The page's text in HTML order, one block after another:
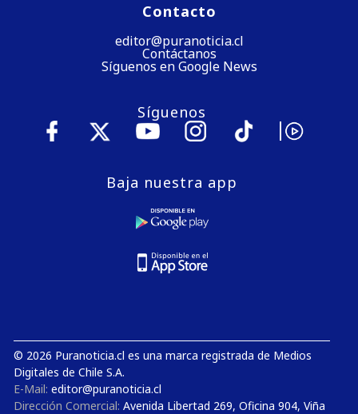
Contacto
editor@puranoticia.cl
Contáctanos
Síguenos en Google News
Síguenos
Baja nuestra app
© 2026 Puranoticia.cl es una marca registrada de Medios
Digitales de Chile S.A.
E-Mail: editor@puranoticia.cl
Dirección Comercial: Avenida Libertad 269, Oficina 904, Viña